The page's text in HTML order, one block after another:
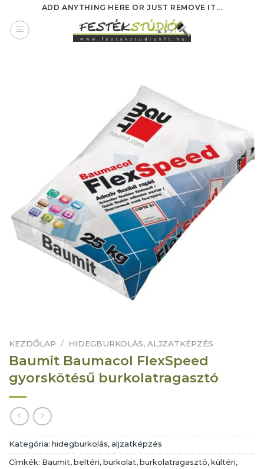
content
ADD ANYTHING HERE OR JUST REMOVE IT...
KEZDŐLAP / HIDEGBURKOLÁS, ALJZATKÉPZÉS
Baumit Baumacol FlexSpeed
gyorskötésű burkolatragasztó
Kategória: hidegburkolás, aljzatképzés
Címkék: Baumit, beltéri, burkolat, burkolatragasztó, kültéri,